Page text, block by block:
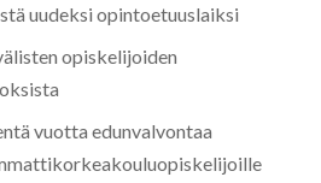
uudeksi opintoetuuslaiksi
opiskelijoiden
vuotta edunvalvontaa